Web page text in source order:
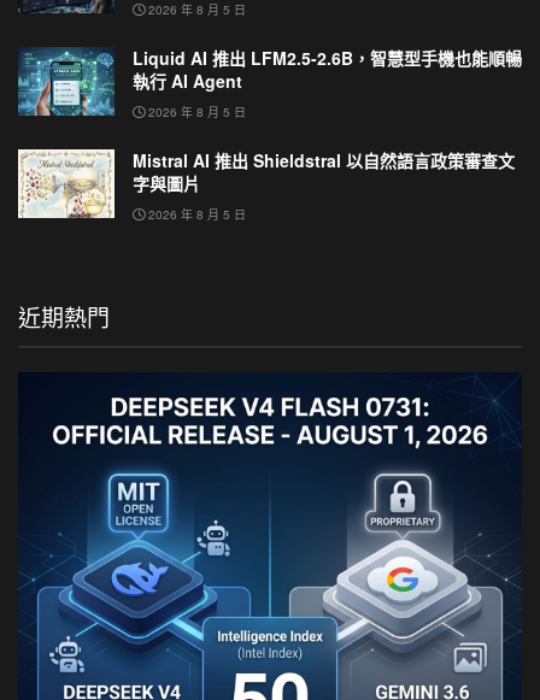
2026 年 8 月 5 日
Liquid AI 推出 LFM2.5-2.6B，智慧型手機也能順暢
執行 AI Agent
2026 年 8 月 5 日
Mistral AI 推出 Shieldstral 以自然語言政策審查文
字與圖片
2026 年 8 月 5 日
近期熱門